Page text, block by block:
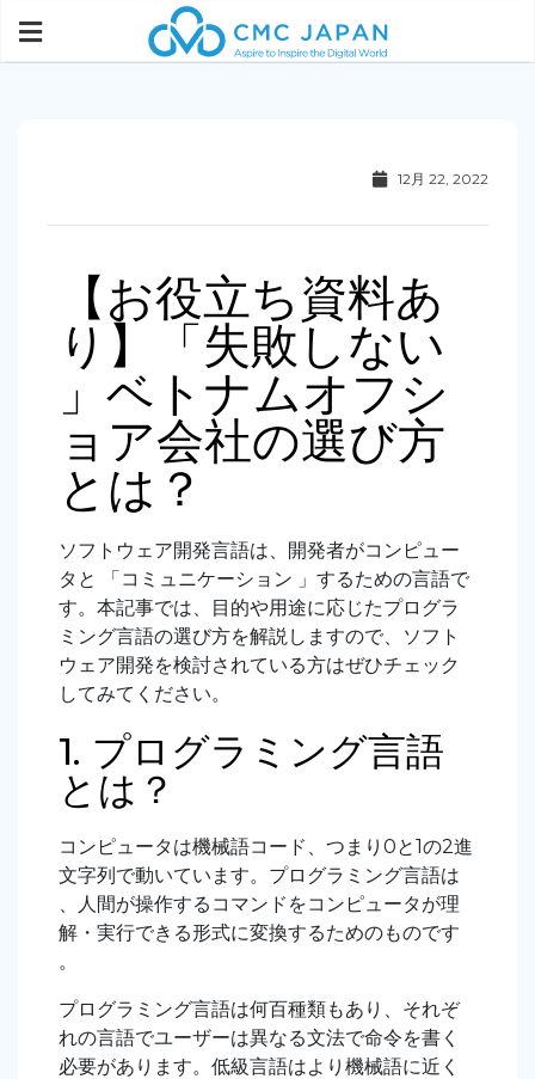
12月 22, 2022
【お役立ち資料あ
り】「失敗しない
」ベトナムオフシ
ョア会社の選び方
とは？
ソフトウェア開発言語は、開発者がコンピュー
タと 「コミュニケーション 」するための言語で
す。本記事では、目的や用途に応じたプログラ
ミング言語の選び方を解説しますので、ソフト
ウェア開発を検討されている方はぜひチェック
してみてください。
1. プログラミング言語
とは？
コンピュータは機械語コード、つまり0と1の2進
文字列で動いています。プログラミング言語は
、人間が操作するコマンドをコンピュータが理
解・実行できる形式に変換するためのものです
。
プログラミング言語は何百種類もあり、それぞ
れの言語でユーザーは異なる文法で命令を書く
必要があります。低級言語はより機械語に近く